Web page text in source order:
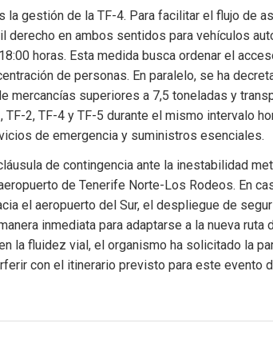
gestión de la TF-4. Para facilitar el flujo de
derecho en ambos sentidos para vehículos
horas. Esta medida busca ordenar el
de personas. En paralelo, se ha
mercancías superiores a 7,5 toneladas y
2, TF-4 y TF-5 durante el mismo intervalo
de emergencia y suministros esenciales.
de contingencia ante la inestabilidad
de Tenerife Norte-Los Rodeos. En
el aeropuerto del Sur, el despliegue de
inmediata para adaptarse a la nueva ruta
la fluidez vial, el organismo ha solicitado la
con el itinerario previsto para este evento